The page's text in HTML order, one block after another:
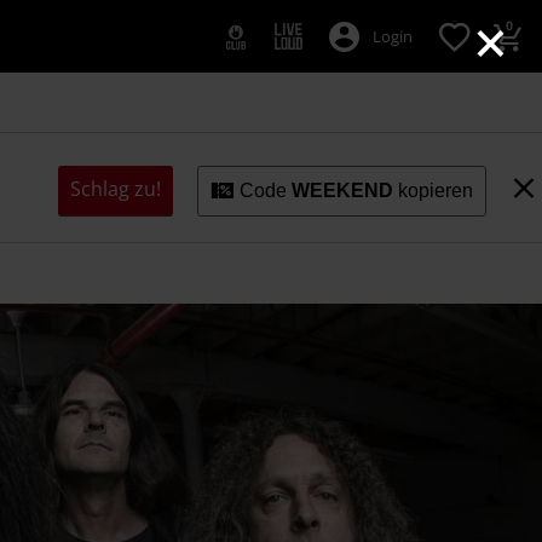
×
Login 0
Schlag zu! CodeWEEKEND kopieren